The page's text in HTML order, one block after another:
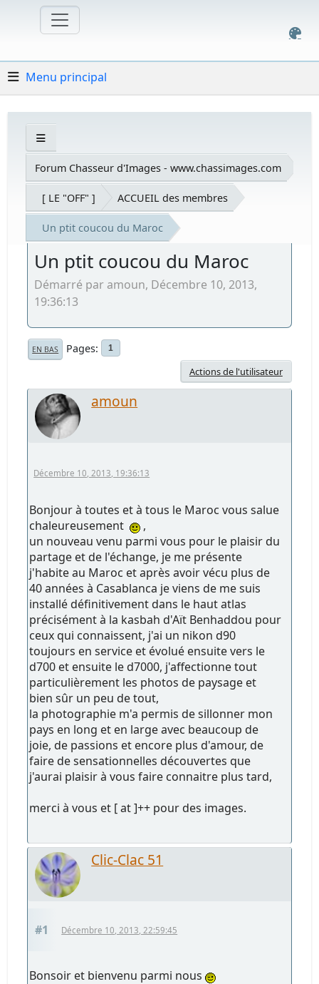
Menu principal
Forum Chasseur d'Images - www.chassimages.com
[ LE "OFF" ] ACCUEIL des membres
Un ptit coucou du Maroc
Un ptit coucou du Maroc
Démarré par amoun, Décembre 10, 2013,
19:36:13
EN BAS Pages 1
Actions de l'utilisateur
amoun
Décembre 10, 2013, 19:36:13
Bonjour à toutes et à tous le Maroc vous salue
chaleureusement
,
un nouveau venu parmi vous pour le plaisir du
partage et de l'échange, je me présente
j'habite au Maroc et après avoir vécu plus de
40 années à Casablanca je viens de me suis
installé définitivement dans le haut atlas
précisément à la kasbah d'Aït Benhaddou pour
ceux qui connaissent, j'ai un nikon d90
toujours en service et évolué ensuite vers le
d700 et ensuite le d7000, j'affectionne tout
particulièrement les photos de paysage et
bien sûr un peu de tout,
la photographie m'a permis de sillonner mon
pays en long et en large avec beaucoup de
joie, de passions et encore plus d'amour, de
faire de sensationnelles découvertes que
j'aurai plaisir à vous faire connaitre plus tard,
merci à vous et [ at ]++ pour des images.
Clic-Clac 51
#1 Décembre 10, 2013, 22:59:45
Bonsoir et bienvenu parmi nous